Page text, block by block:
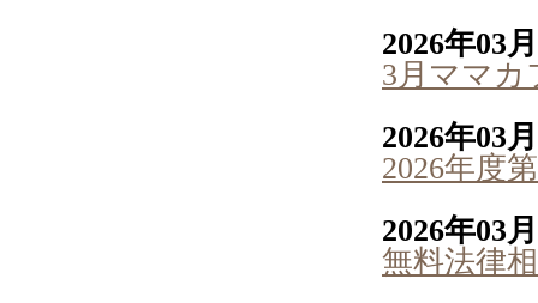
2026年03
3月ママカ
2026年03
2026年度
2026年03
無料法律